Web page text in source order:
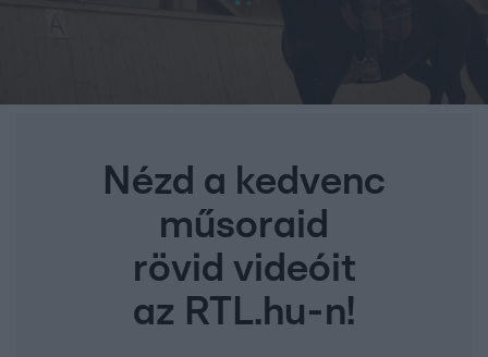
Nézd a kedvenc
műsoraid
rövid videóit
az RTL.hu-n!